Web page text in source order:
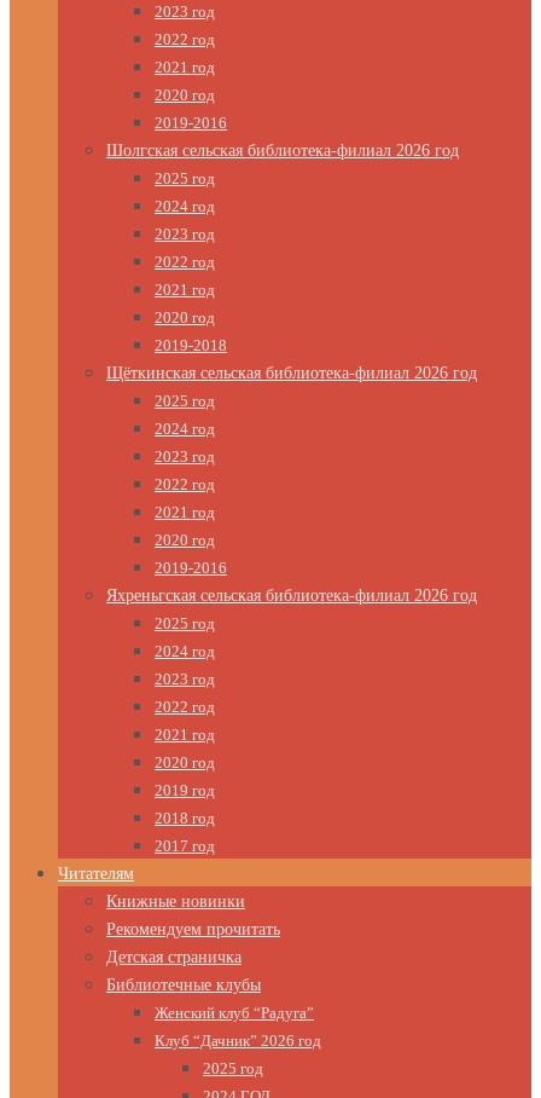
2023 год
2022 год
2021 год
2020 год
2019-2016
Шолгская сельская библиотека-филиал 2026 год
2025 год
2024 год
2023 год
2022 год
2021 год
2020 год
2019-2018
Щёткинская сельская библиотека-филиал 2026 год
2025 год
2024 год
2023 год
2022 год
2021 год
2020 год
2019-2016
Яхреньгская сельская библиотека-филиал 2026 год
2025 год
2024 год
2023 год
2022 год
2021 год
2020 год
2019 год
2018 год
2017 год
Читателям
Книжные новинки
Рекомендуем прочитать
Детская страничка
Библиотечные клубы
Женский клуб “Радуга”
Клуб “Дачник” 2026 год
2025 год